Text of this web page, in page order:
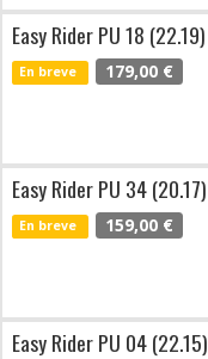
Easy Rider PU 18 (22.19)
En breve 179,00 €
Easy Rider PU 34 (20.17)
En breve 159,00 €
Easy Rider PU 04 (22.15)